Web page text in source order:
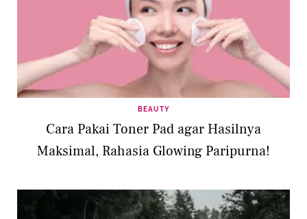
BEAUTY
Cara Pakai Toner Pad agar Hasilnya
Maksimal, Rahasia Glowing Paripurna!